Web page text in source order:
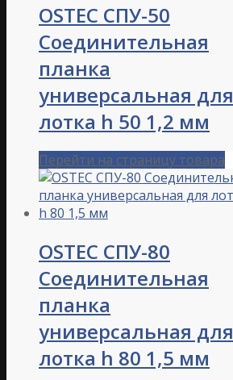
OSTEC СПУ-50
Соединительная
планка
универсальная для
лотка h 50 1,2 мм
Перейти на страницу товара
OSTEC СПУ-80
Соединительная
планка
универсальная для
лотка h 80 1,5 мм